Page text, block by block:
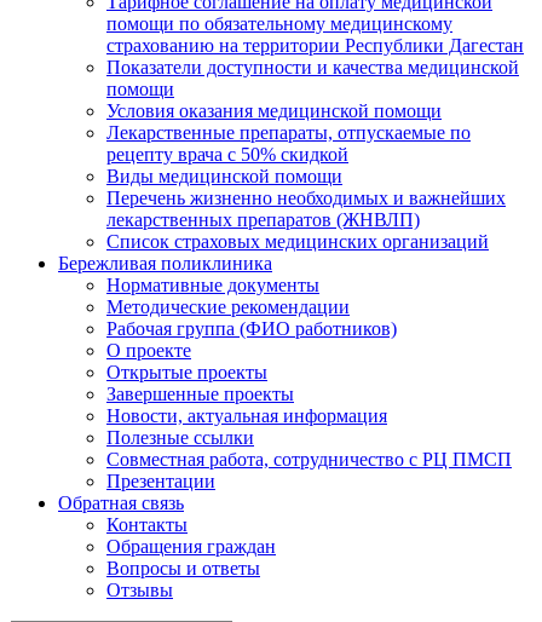
помощи по обязательному медицинскому
страхованию на территории Республики Дагестан
Показатели доступности и качества медицинской
помощи
Условия оказания медицинской помощи
Лекарственные препараты, отпускаемые по
рецепту врача с 50% скидкой
Виды медицинской помощи
Перечень жизненно необходимых и важнейших
лекарственных препаратов (ЖНВЛП)
Список страховых медицинских организаций
Бережливая поликлиника
Нормативные документы
Методические рекомендации
Рабочая группа (ФИО работников)
О проекте
Открытые проекты
Завершенные проекты
Новости, актуальная информация
Полезные ссылки
Совместная работа, сотрудничество с РЦ ПМСП
Презентации
Обратная связь
Контакты
Обращения граждан
Вопросы и ответы
Отзывы